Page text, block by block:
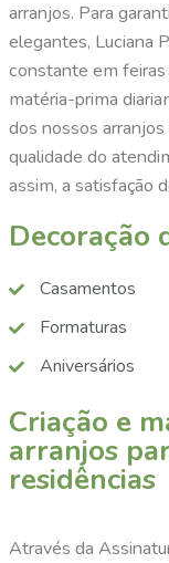
arranjos. Para
elegantes, Luciana
constante em
matéria-prima
dos nossos
qualidade do
assim, a satisfação
Decoração
Casamentos
Formaturas
Aniversários
Criação e
arranjos
residências
Através da